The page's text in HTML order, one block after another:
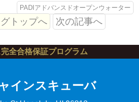
PADIアドバンスドオープンウォーター
トップへ 次の記事へ
全合格保証プログラム
インスキューバ